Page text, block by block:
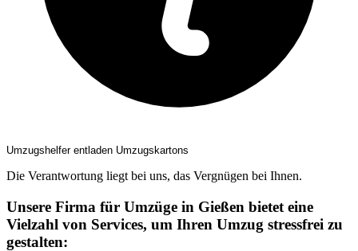
Umzugshelfer entladen Umzugskartons
Die Verantwortung liegt bei uns, das Vergnügen bei Ihnen.
Unsere Firma für Umzüge in Gießen bietet eine
Vielzahl von Services, um Ihren Umzug stressfrei zu
gestalten: